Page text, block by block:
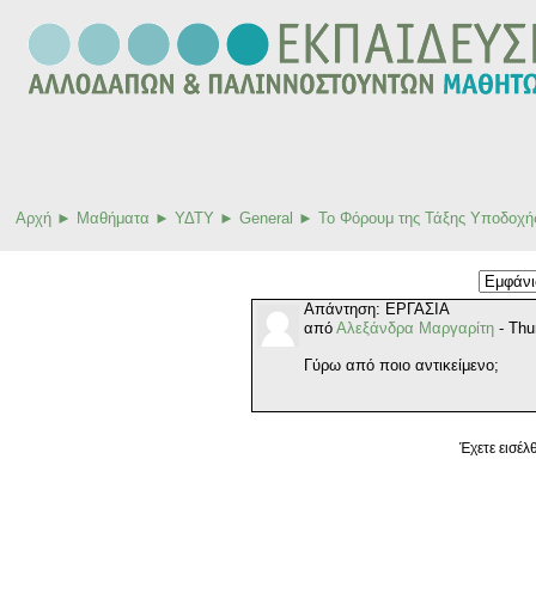
Αρχή ► Μαθήματα ► ΥΔΤΥ ► General ► Το Φόρουμ της Τάξης
Απάντηση: ΕΡΓΑΣΙΑ
από Αλεξάνδρα Μαργαρίτη -
Γύρω από ποιο αντικείμενο;
Έχετε